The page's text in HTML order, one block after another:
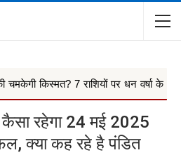
7 राशियों पर धन वर्षा के योग, किन 4
रहेगा 24 मई 2025
क्या कह रहे है पंडित